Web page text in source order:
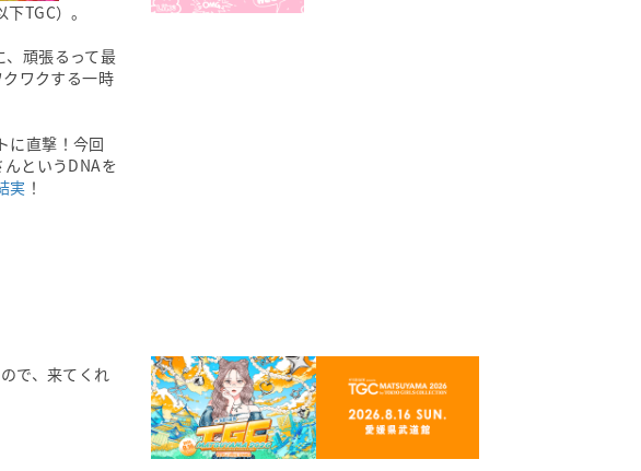
TGC）。
、頑張るって最
ワクする一時
に直撃！今回
というDNAを
実 ！
で、来てくれ